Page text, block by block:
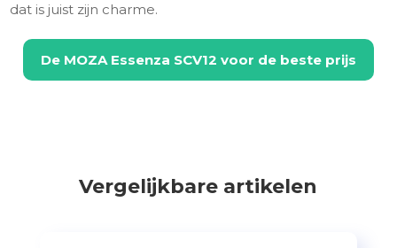
dat is juist zijn charme.
De MOZA Essenza SCV12 voor de beste prijs
Vergelijkbare artikelen